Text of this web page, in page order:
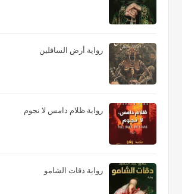
رواية أرض السافلين
رواية ظلام دامس لا نجوم
رواية دقات الشامو